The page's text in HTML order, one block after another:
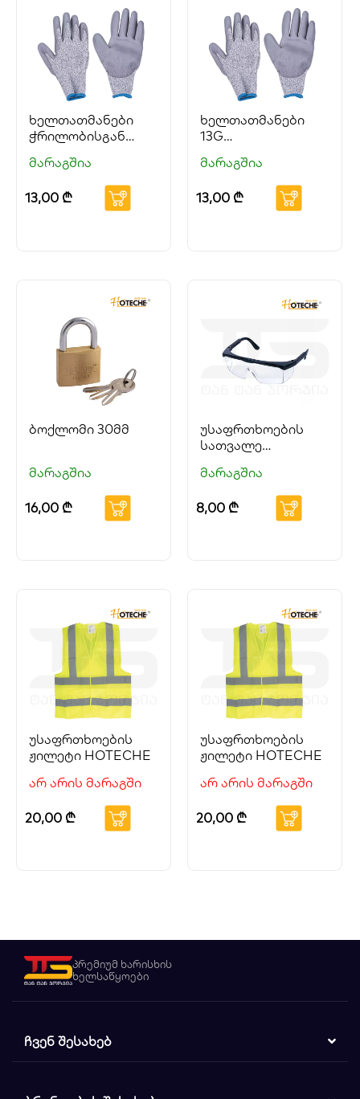
ხელთათმანები
ჭრილობისგან
მარაგშია
13,00 ₾
ხელთათმანები
13G
მდგრადი XL 260
მმ HOTECHE
მარაგშია
13,00 ₾
ბოქლომი 30მმ
მარაგშია
16,00 ₾
უსაფრთხოების
სათვალე
მარაგშია
8,00 ₾
უსაფრთხოების
ჟილეტი HOTECHE
არ არის მარაგში
20,00 ₾
უსაფრთხოების
ჟილეტი HOTECHE
არ არის მარაგში
20,00 ₾
პრემიუმ ხარისხის
ხელსაწყოები
ᲩᲕᲔᲜ ᲨᲔᲡᲐᲮᲔᲑ